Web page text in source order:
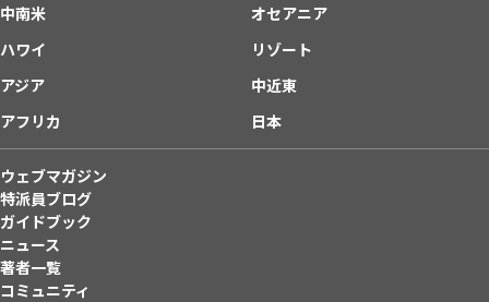
中南米
オセアニア
ハワイ
リゾート
アジア
中近東
アフリカ
日本
ウェブマガジン
特派員ブログ
ガイドブック
ニュース
著者一覧
コミュニティ